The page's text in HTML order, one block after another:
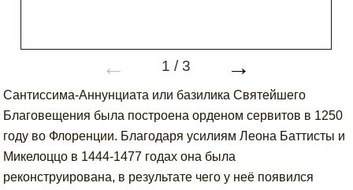
← 1 /3 →
Сантиссима-Аннунциата или базилика Святейшего
Благовещения была построена орденом сервитов в 1250
году во Флоренции. Благодаря усилиям Леона Баттисты и
Микелоццо в 1444-1477 годах она была
реконструирована, в результате чего у неё появился